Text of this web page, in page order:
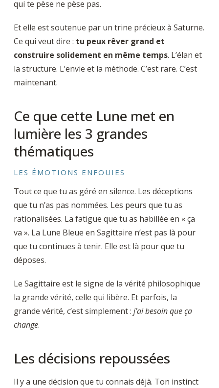
qui te pèse ne pèse pas.
Et elle est soutenue par un trine précieux à Saturne.
Ce qui veut dire : tu peux rêver grand et
construire solidement en même temps. L’élan et
la structure. L’envie et la méthode. C’est rare. C’est
maintenant.
Ce que cette Lune met en
lumière les 3 grandes
thématiques
LES ÉMOTIONS ENFOUIES
Tout ce que tu as géré en silence. Les déceptions
que tu n’as pas nommées. Les peurs que tu as
rationalisées. La fatigue que tu as habillée en « ça
va ». La Lune Bleue en Sagittaire n’est pas là pour
que tu continues à tenir. Elle est là pour que tu
déposes.
Le Sagittaire est le signe de la vérité philosophique
la grande vérité, celle qui libère. Et parfois, la
grande vérité, c’est simplement :j’ai besoin que ça
change.
Les décisions repoussées
Il y a une décision que tu connais déjà. Ton instinct